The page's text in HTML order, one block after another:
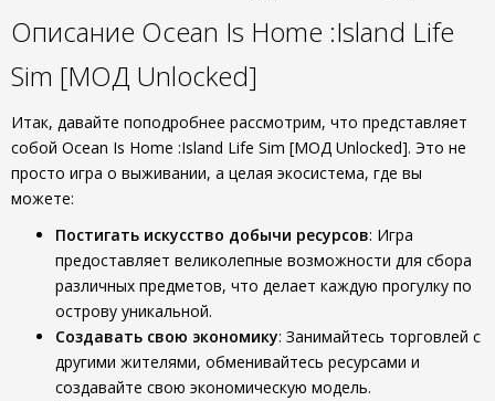
Описание Ocean Is Home :Island Life
Sim [МОД Unlocked]
Итак, давайте поподробнее рассмотрим, что представляет
собой Ocean Is Home :Island Life Sim [МОД Unlocked]. Это не
просто игра о выживании, а целая экосистема, где вы
можете:
Постигать искусство добычи ресурсов: Игра
предоставляет великолепные возможности для сбора
различных предметов, что делает каждую прогулку по
острову уникальной.
Создавать свою экономику: Занимайтесь торговлей с
другими жителями, обменивайтесь ресурсами и
создавайте свою экономическую модель.